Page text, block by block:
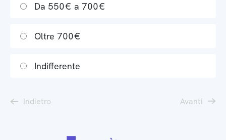
Da 550€ a 700€
Oltre 700€
Indifferente
Indietro Avanti